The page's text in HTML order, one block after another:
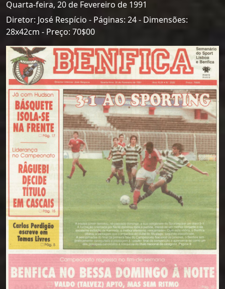
Quarta-feira, 20 de Fevereiro de 1991
Diretor: José Respício - Páginas: 24 - Dimensões:
28x42cm - Preço: 70$00